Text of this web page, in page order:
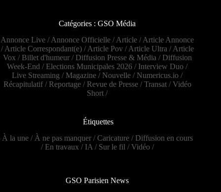
Catégories : GSO Média
Annonce Live /Annonce Officielle /Article /Article Annonce
/Article Correspondant(e)/Article Pov/Article Ultra /Article
Vox / Billet d'humeur/ Diffusion Presse & Média / Diffusion
Week-End / Elections Municipales 2026 / Interview Duo /
Live Streaming / Magazine / Nouvelle / Numericus.io /
Récapitulatif/ Reportage/ Revue de Presse/Transat/Vidéo
Short /
Étiquettes
À la une/ À ne pas manquer/Caricature/ Diffusion en cours
/ En travaux / IA / Sur le fil /Vidéo/
GSO Parisien News